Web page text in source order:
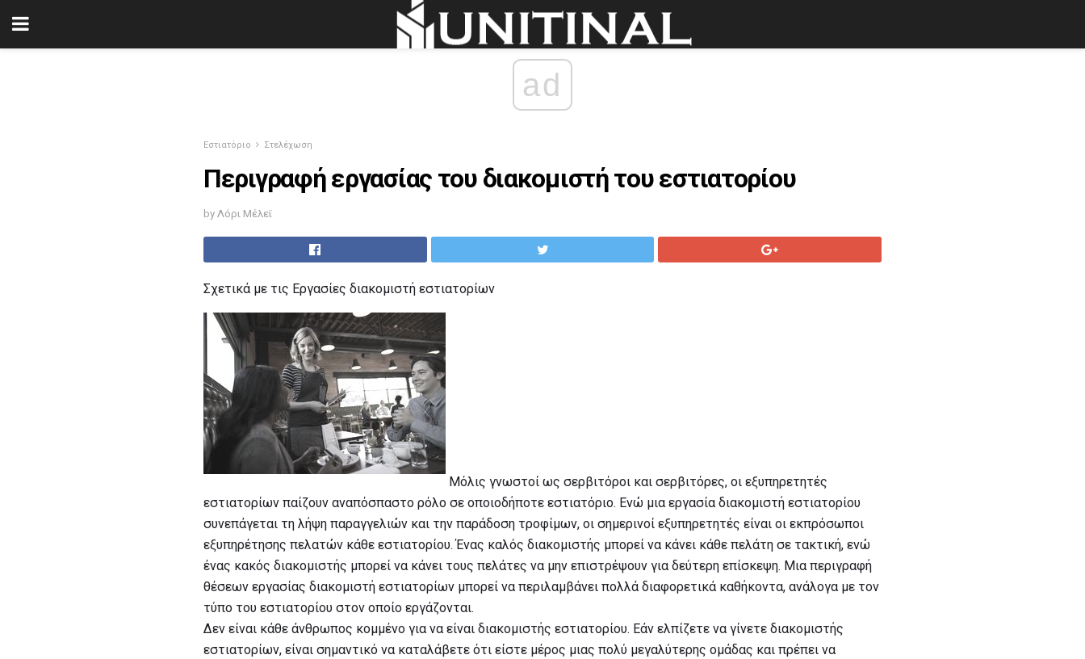
ad
Εστιατόριο Στελέχωση
Περιγραφή εργασίας του διακομιστή του εστιατορίου
by Λόρι Μέλεϊ
Σχετικά με τις Εργασίες διακομιστή εστιατορίων
Μόλις γνωστοί ως σερβιτόροι και σερβιτόρες, οι εξυπηρετητές
εστιατορίων παίζουν αναπόσπαστο ρόλο σε οποιοδήποτε εστιατόριο. Ενώ μια εργασία διακομιστή εστιατορίου
συνεπάγεται τη λήψη παραγγελιών και την παράδοση τροφίμων, οι σημερινοί εξυπηρετητές είναι οι εκπρόσωποι
εξυπηρέτησης πελατών κάθε εστιατορίου. Ένας καλός διακομιστής μπορεί να κάνει κάθε πελάτη σε τακτική, ενώ
ένας κακός διακομιστής μπορεί να κάνει τους πελάτες να μην επιστρέψουν για δεύτερη επίσκεψη. Μια περιγραφή
θέσεων εργασίας διακομιστή εστιατορίων μπορεί να περιλαμβάνει πολλά διαφορετικά καθήκοντα, ανάλογα με τον
τύπο του εστιατορίου στον οποίο εργάζονται.
Δεν είναι κάθε άνθρωπος κομμένο για να είναι διακομιστής εστιατορίου. Εάν ελπίζετε να γίνετε διακομιστής
εστιατορίων, είναι σημαντικό να καταλάβετε ότι είστε μέρος μιας πολύ μεγαλύτερης ομάδας και πρέπει να